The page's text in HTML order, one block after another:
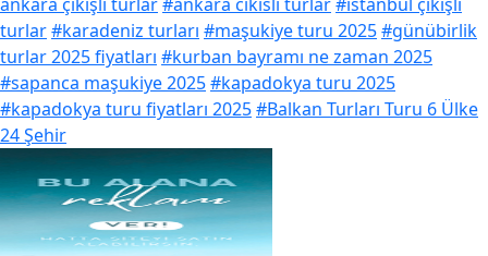
turlar#karadeniz turları #maşukiye turu 2025#günübirlik
turlar 2025 fiyatları #kurban bayramı ne zaman 2025
#sapanca maşukiye 2025#kapadokya turu 2025
#kapadokya turu fiyatları 2025#Balkan Turları Turu 6 Ülke
24 Şehir